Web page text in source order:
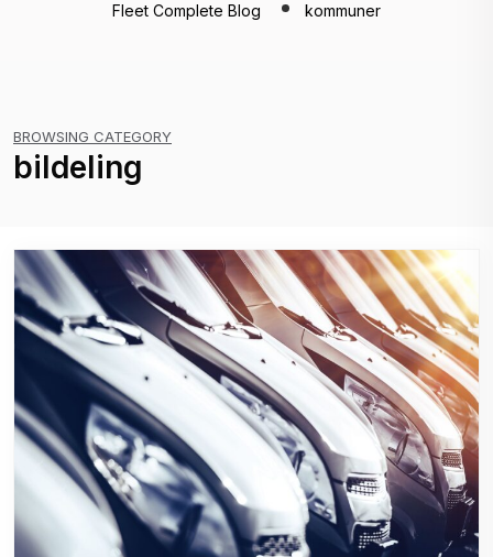
Fleet Complete Blog kommuner
BROWSING CATEGORY
bildeling